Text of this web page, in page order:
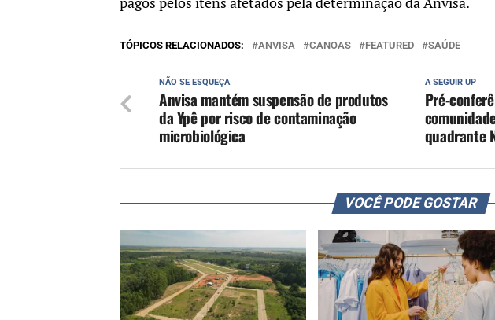
TÓPICOS RELACIONADOS: ANVISA CANOAS FEATURED SAÚDE
A SEGUIR UP
Pré-
quadrante
NÃO SE ESQUEÇA
Anvisa mantém suspensão de produtos
da Ypê por risco de contaminação
microbiológica
VOCÊ PODE GOSTAR